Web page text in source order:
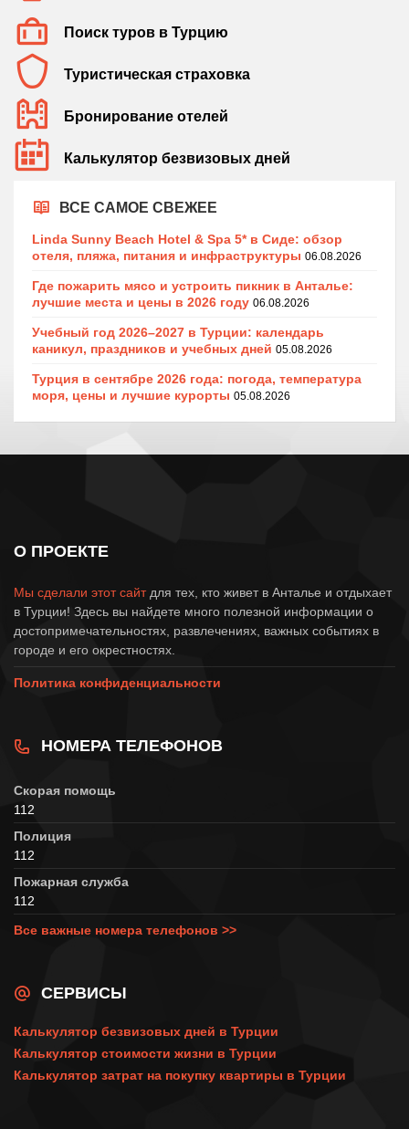
Поиск туров в Турцию
Туристическая страховка
Бронирование отелей
Калькулятор безвизовых дней
ВСЕ САМОЕ СВЕЖЕЕ
Linda Sunny Beach Hotel & Spa 5* в Сиде: обзор
отеля, пляжа, питания и инфраструктуры 06.08.2026
Где пожарить мясо и устроить пикник в Анталье:
лучшие места и цены в 2026 году 06.08.2026
Учебный год 2026–2027 в Турции: календарь
каникул, праздников и учебных дней 05.08.2026
Турция в сентябре 2026 года: погода, температура
моря, цены и лучшие курорты 05.08.2026
О ПРОЕКТЕ
Мы сделали этот сайтдля тех, кто живет в Анталье и отдыхает
в Турции! Здесь вы найдете много полезной информации о
достопримечательностях, развлечениях, важных событиях в
городе и его окрестностях.
Политика конфиденциальности
НОМЕРА ТЕЛЕФОНОВ
Скорая помощь
112
Полиция
112
Пожарная служба
112
Все важные номера телефонов >>
СЕРВИСЫ
Калькулятор безвизовых дней в Турции
Калькулятор стоимости жизни в Турции
Калькулятор затрат на покупку квартиры в Турции